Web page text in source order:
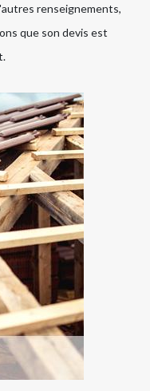
renseignements,
que son devis est